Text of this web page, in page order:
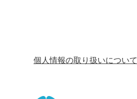
個人情報の取り扱いについて